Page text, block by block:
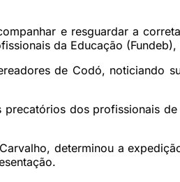
e resguardar a
da Educação
de Codó, noticiando
dos profissionais
determinou a